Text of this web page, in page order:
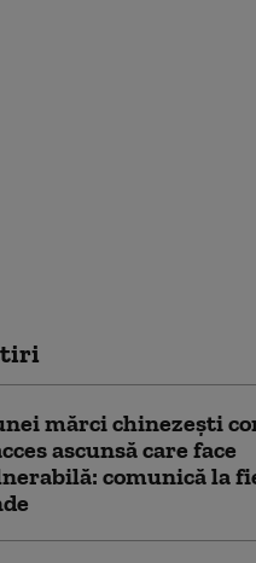
mărci chinezești
ascunsă care face
comunică la